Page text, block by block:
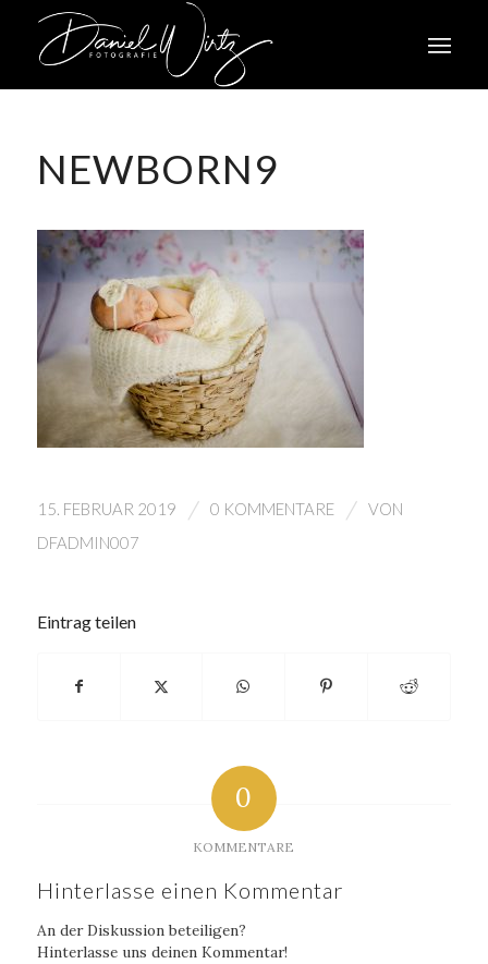
NEWBORN9
15. FEBRUAR 2019 / 0 KOMMENTARE / VON
DFADMIN007
Eintrag teilen
0
KOMMENTARE
Hinterlasse einen Kommentar
An der Diskussion beteiligen?
Hinterlasse uns deinen Kommentar!